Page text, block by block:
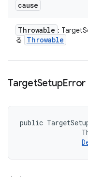
cause
Throwable :
る
Throwable
TargetSetupError
public